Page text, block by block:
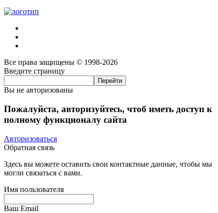
Все права защищены © 1998-2026
Введите страницу
Вы не авторизованы
Пожалуйста, авторизуйтесь, чтоб иметь доступ к
полному функционалу сайта
Авторизоваться
Обратная связь
Здесь вы можете оставить свои контактные данные, чтобы мы
могли связаться с вами.
Имя пользователя
Ваш Email